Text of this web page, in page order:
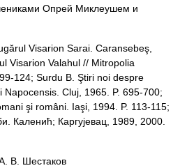
Опрей Миклеушем и
Visarion Sarai. Caransebeş,
Visarion Valahul // Mitropolia
124; Surdu B. Ştiri noi despre
Napocensis. Cluj, 1965. P. 695-700;
şi români. Iaşi, 1994. P. 113-115;
Каленић; Каргуjевац, 1989, 2000.
В. Шестаков